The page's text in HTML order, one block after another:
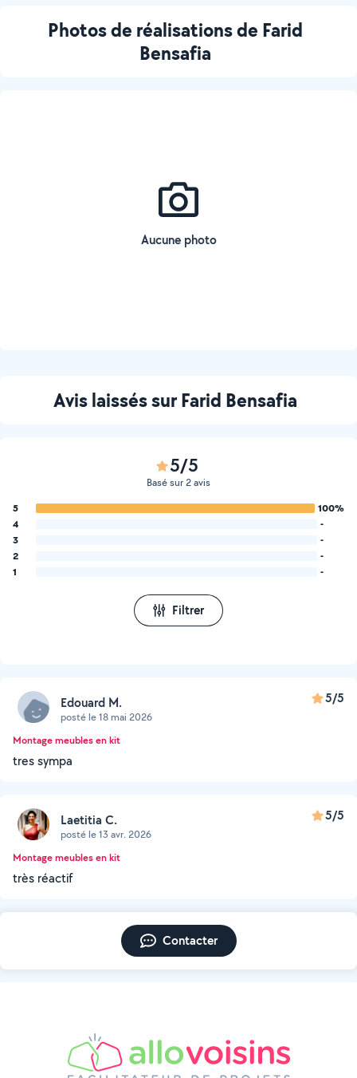
Photos de réalisations de Farid
Bensafia
Aucune photo
Avis laissés sur Farid Bensafia
5/5
Basé sur 2 avis
5
100%
4
-
3
-
2
-
1
-
Filtrer
Edouard M.
posté le 18 mai 2026
5/5
Montage meubles en kit
tres sympa
Laetitia C.
posté le 13 avr. 2026
5/5
Montage meubles en kit
très réactif
Contacter